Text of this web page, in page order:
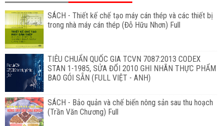
SÁCH - Thiết kế chế tạo máy cán thép và các thiết bị
trong nhà máy cán thép (Đỗ Hữu Nhơn) Full
TIÊU CHUẨN QUỐC GIA TCVN 7087:2013 CODEX
STAN 1-1985, SỬA ĐỔI 2010 GHI NHÃN THỰC PHẨM
BAO GÓI SẴN (FULL VIỆT - ANH)
SÁCH - Bảo quản và chế biến nông sản sau thu hoạch
(Trần Văn Chương) Full